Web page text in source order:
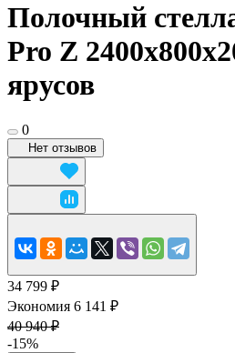
Полочный
Pro Z
ярусов
0
Нет отзывов
34 799 ₽
Экономия 6 141 ₽
40 940 ₽
-15%